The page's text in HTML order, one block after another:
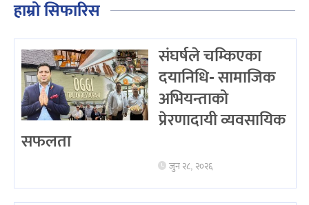
हाम्रो सिफारिस
संघर्षले चम्किएका
दयानिधि- सामाजिक
अभियन्ताको
प्रेरणादायी व्यवसायिक
सफलता
जुन २८, २०२६